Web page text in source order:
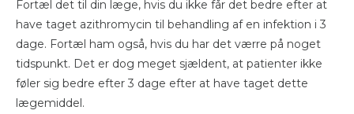
Fortæl det til din læge, hvis du ikke får det bedre efter at
have taget azithromycin til behandling af en infektion i 3
dage. Fortæl ham også, hvis du har det værre på noget
tidspunkt. Det er dog meget sjældent, at patienter ikke
føler sig bedre efter 3 dage efter at have taget dette
lægemiddel.